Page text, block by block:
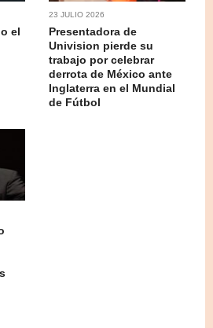
el
23 JULIO 2026
Presentadora de
Univision pierde su
trabajo por celebrar
derrota de México ante
Inglaterra en el Mundial
de Fútbol